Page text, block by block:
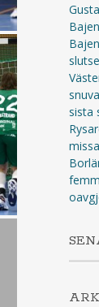
sista